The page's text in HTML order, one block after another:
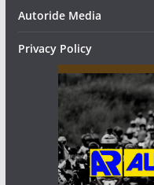
Autoride Media
Privacy Policy